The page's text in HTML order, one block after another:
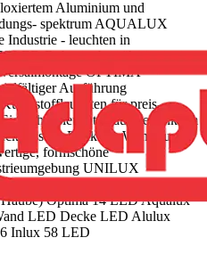
Aluminium und
spektrum AQUALUX
Industrie - leuchten in
LED Robuste, bewährte
OPTIMA
Ausführung
für preis-
aus verzinktem
für Decken-, Wand- und
formschöne
UNILUX
Optima 10 Optima 12
Optima 14 LED Aqualux
LED Decke LED Alulux
Inlux 58 LED